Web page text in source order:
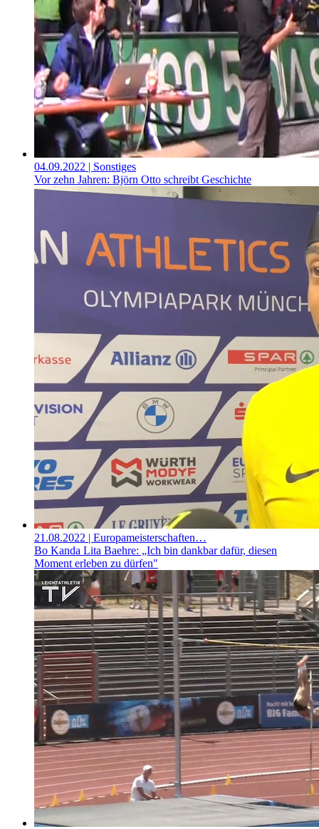
04.09.2022 | Sonstiges
Vor zehn Jahren: Björn Otto schreibt Geschichte
21.08.2022 | Europameisterschaften…
Bo Kanda Lita Baehre: „Ich bin dankbar dafür, diesen
Moment erleben zu dürfen"